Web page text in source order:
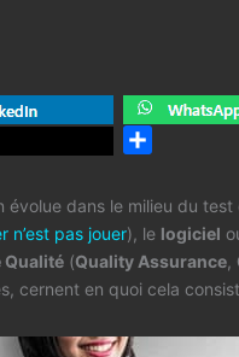
h
a
r
e
évolue dans le milieu du
n’est pas jouer), le logiciel
Qualité (Quality Assurance,
cernent en quoi cela